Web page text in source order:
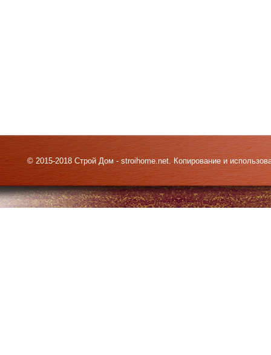
© 2015-2018 Строй Дом - stroihome.net. Копирование и